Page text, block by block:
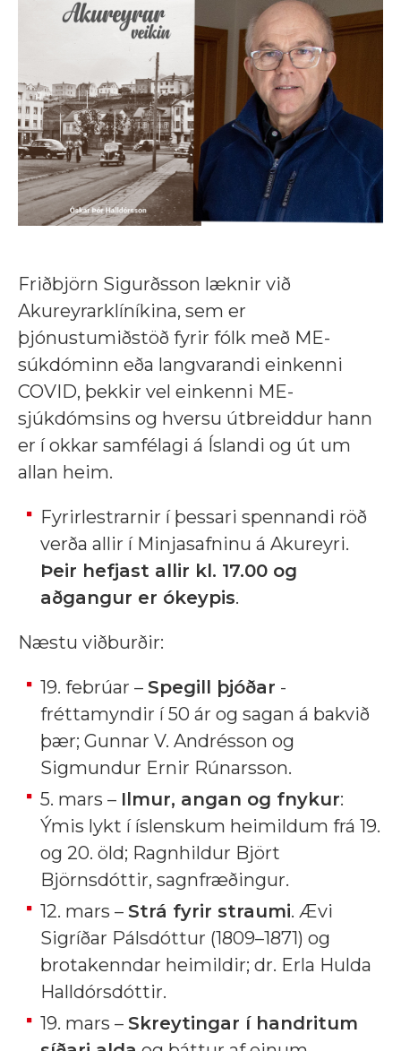
Friðbjörn Sigurðsson læknir við
Akureyrarklíníkina, sem er
þjónustumiðstöð fyrir fólk með ME-
súkdóminn eða langvarandi einkenni
COVID, þekkir vel einkenni ME-
sjúkdómsins og hversu útbreiddur hann
er í okkar samfélagi á Íslandi og út um
allan heim.
Fyrirlestrarnir í þessari spennandi röð
verða allir í Minjasafninu á Akureyri.
Þeir hefjast allir kl. 17.00 og
aðgangur er ókeypis.
Næstu viðburðir:
19. febrúar – Spegill þjóðar -
fréttamyndir í 50 ár og sagan á bakvið
þær; Gunnar V. Andrésson og
Sigmundur Ernir Rúnarsson.
5. mars – Ilmur, angan og fnykur:
Ýmis lykt í íslenskum heimildum frá 19.
og 20. öld; Ragnhildur Björt
Björnsdóttir, sagnfræðingur.
12. mars – Strá fyrir straumi. Ævi
Sigríðar Pálsdóttur (1809–1871) og
brotakenndar heimildir; dr. Erla Hulda
Halldórsdóttir.
19. mars – Skreytingar í handritum